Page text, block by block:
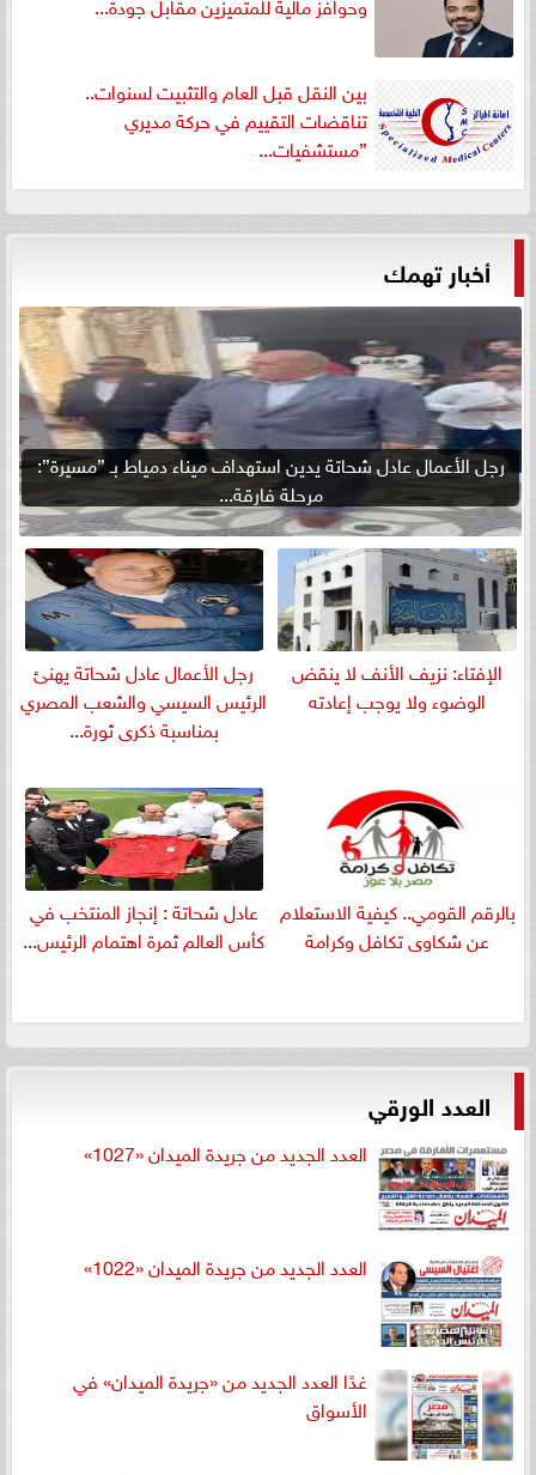
بين النقل قبل العام والتثبيت لسنوات..
تناقضات التقييم في حركة مديري
”مستشفيات...
أخبار تهمك
رجل الأعمال عادل شحاتة يدين استهداف ميناء دمياط بـ ”مسيرة”:
مرحلة فارقة...
الإفتاء: نزيف الأنف لا ينقض
الوضوء ولا يوجب إعادته
رجل الأعمال عادل شحاتة يهنئ
الرئيس السيسي والشعب المصري
بمناسبة ذكرى ثورة...
بالرقم القومي.. كيفية الاستعلام
عن شكاوى تكافل وكرامة
عادل شحاتة : إنجاز المنتخب في
كأس العالم ثمرة اهتمام الرئيس...
العدد الورقي
العدد الجديد من جريدة الميدان «1027»
العدد الجديد من جريدة الميدان «1022»
غدًا العدد الجديد من «جريدة الميدان» في
الأسواق